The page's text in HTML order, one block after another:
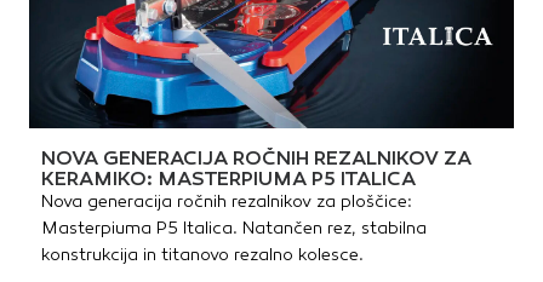
NOVA GENERACIJA ROČNIH REZALNIKOV ZA
KERAMIKO: MASTERPIUMA P5 ITALICA
Nova generacija ročnih rezalnikov za ploščice:
Masterpiuma P5 Italica. Natančen rez, stabilna
konstrukcija in titanovo rezalno kolesce.